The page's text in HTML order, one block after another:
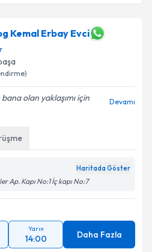
Kemal Erbay Evci
olan yaklaşımı için
Devamı
Haritada Göster
Ap. Kapı No:1 İç kapı No:7
Yarın
14:00 Daha Fazla